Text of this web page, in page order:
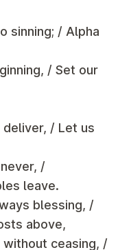
sinning; / Alpha
/ Set our
/ Let us
/
leave.
blessing, /
above,
without ceasing, /